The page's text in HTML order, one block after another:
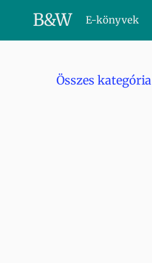
B&W E-könyvek
Összes kategória